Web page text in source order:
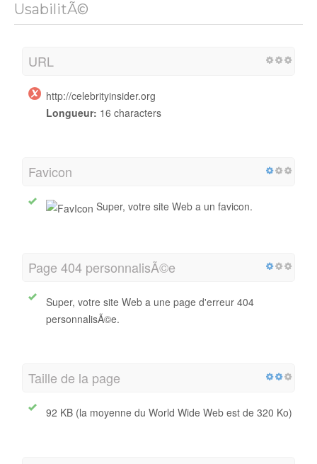
UsabilitÃ©
URL
http://celebrityinsider.org
Longueur: 16 characters
Favicon
Super, votre site Web a un favicon.
Page 404 personnalisÃ©e
Super, votre site Web a une page d'erreur 404
personnalisÃ©e.
Taille de la page
92 KB (la moyenne du World Wide Web est de 320 Ko)